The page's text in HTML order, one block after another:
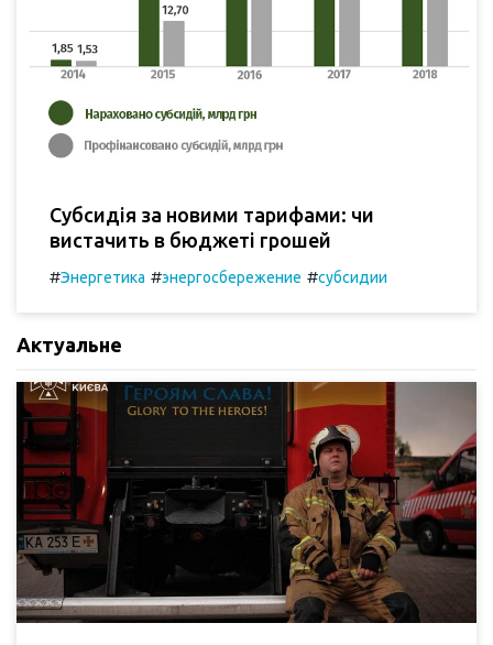
Субсидія за новими тарифами: чи
вистачить в бюджеті грошей
#Энергетика #энергосбережение #субсидии
Актуальне